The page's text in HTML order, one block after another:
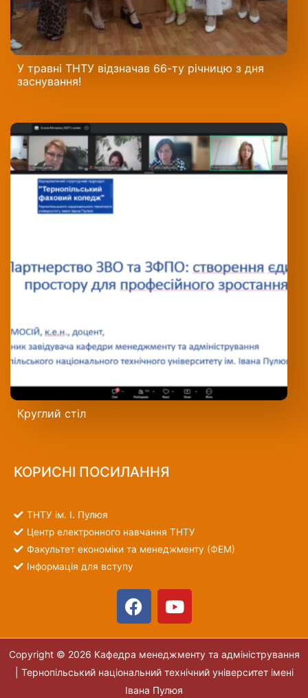
У травні ТНТУ відзначав 66-ту річницю з дня
заснування!
Круглий стіл
КОРИСНІ ПОСИЛАННЯ
ТНТУ ім. І. Пулюя
Центр електронного навчання ТНТУ
Факультет економіки та менеджменту (ФЕМ)
Інформація для вступу
Copyright © 2026 Кафедра менеджменту та адміністрування
Тернопільський національний технічний університет імені
Івана Пулюя